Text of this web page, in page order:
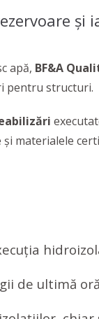
și
apă, BF&A
pentru structuri.
materialele
de ultimă oră